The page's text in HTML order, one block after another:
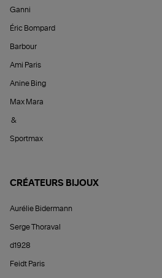
Ganni
Éric Bompard
Barbour
Ami Paris
Anine Bing
Max Mara
&
Sportmax
CRÉATEURS BIJOUX
Aurélie Bidermann
Serge Thoraval
d1928
Feidt Paris